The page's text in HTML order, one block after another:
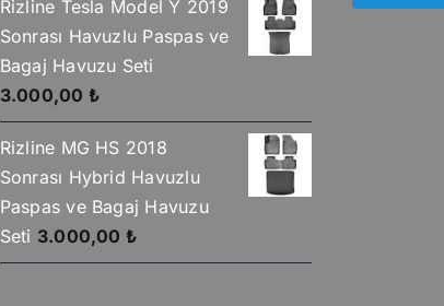
Rizline Tesla Model Y 2019
Sonrası Havuzlu Paspas ve
Bagaj Havuzu Seti
3.000,00 ₺
Rizline MG HS 2018
Sonrası Hybrid Havuzlu
Paspas ve Bagaj Havuzu
Seti 3.000,00 ₺